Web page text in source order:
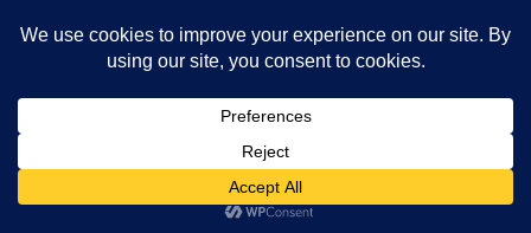
中国トレンド
She STORY